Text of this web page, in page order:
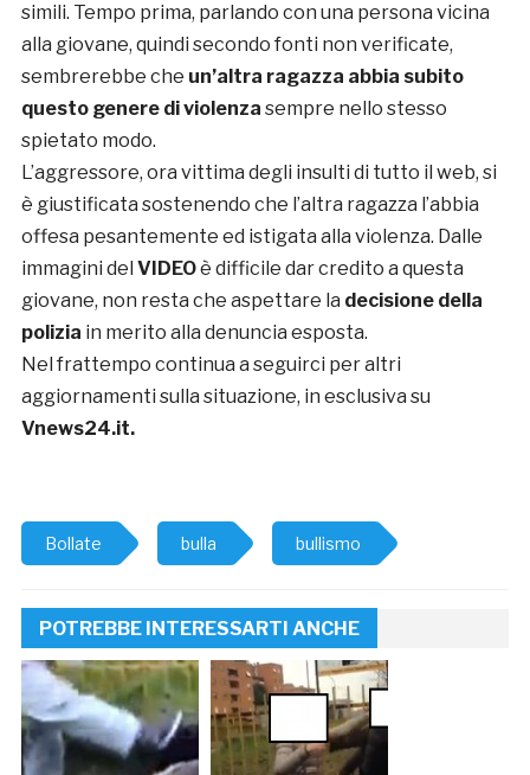
simili. Tempo prima, parlando con una persona vicina
alla giovane, quindi secondo fonti non verificate,
sembrerebbe che un’altra ragazza abbia subito
questo genere di violenza sempre nello stesso
spietato modo.
L’aggressore, ora vittima degli insulti di tutto il web, si
è giustificata sostenendo che l’altra ragazza l’abbia
offesa pesantemente ed istigata alla violenza. Dalle
immagini del VIDEOè difficile dar credito a questa
giovane, non resta che aspettare la decisione della
polizia in merito alla denuncia esposta.
Nel frattempo continua a seguirci per altri
aggiornamenti sulla situazione, in esclusiva su
Vnews24.it.
Bollate bulla bullismo
POTREBBE INTERESSARTI ANCHE